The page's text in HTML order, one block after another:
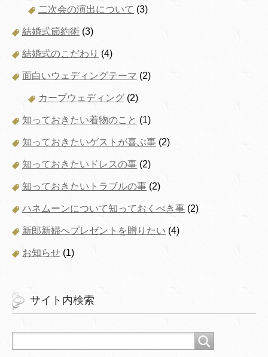
二次会の演出について (3)
結婚式節約術 (3)
結婚式のこだわり (4)
面白いウェディングテーマ (2)
カープウェディング (2)
知っておきたい着物のこと (1)
知っておきたいゲストが喜ぶ事 (2)
知っておきたいドレスの事 (2)
知っておきたいトラブルの事 (2)
ハネムーンについて知っておくべき事 (2)
新郎新婦へプレゼントを贈りたい (4)
お知らせ (1)
サイト内検索